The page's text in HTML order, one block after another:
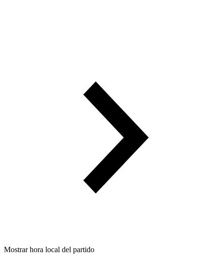
Mostrar hora local del partido